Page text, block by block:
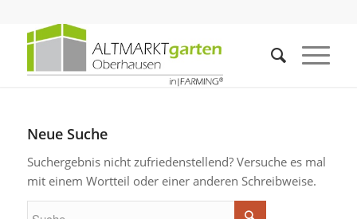
Neue Suche
Suchergebnis nicht zufriedenstellend? Versuche es mal
mit einem Wortteil oder einer anderen Schreibweise.